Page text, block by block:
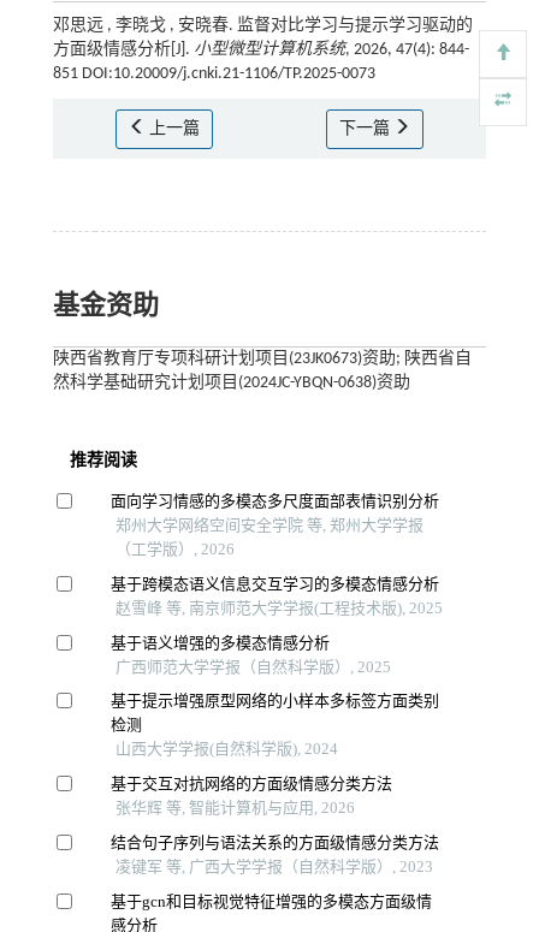
邓思远 , 李晓戈 , 安晓春. 监督对比学习与提示学习驱动的
方面级情感分析[J]. 小型微型计算机系统, 2026, 47(4): 844-
851 DOI:10.20009/j.cnki.21-1106/TP.2025-0073
上一篇 下一篇
基金资助
陕西省教育厅专项科研计划项目(23JK0673)资助; 陕西省自
然科学基础研究计划项目(2024JC-YBQN-0638)资助